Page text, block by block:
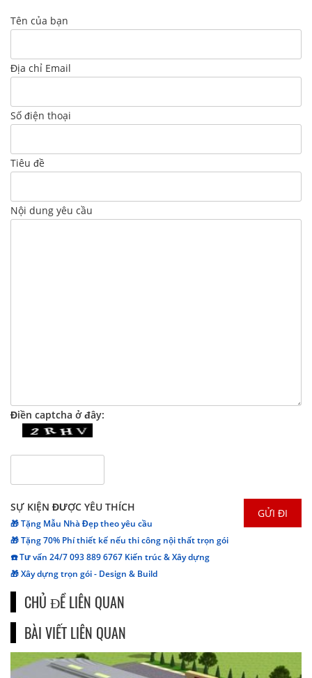
Tên của bạn
Địa chỉ Email
Số điện thoại
Tiêu đề
Nội dung yêu cầu
Điền captcha ở đây:
SỰ KIỆN ĐƯỢC YÊU THÍCH
🎁 Tặng Mẫu Nhà Đẹp theo yêu cầu
🎁 Tặng 70% Phí thiết kế nếu thi công nội thất trọn gói
☎️ Tư vấn 24/7 093 889 6767 Kiến trúc & Xây dựng
🎁 Xây dựng trọn gói - Design & Build
CHỦ ĐỀ LIÊN QUAN
BÀI VIẾT LIÊN QUAN